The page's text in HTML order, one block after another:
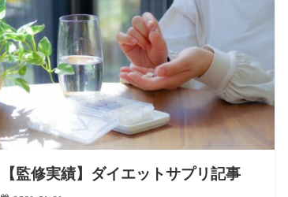
【監修実績】ダイエットサプリ記事